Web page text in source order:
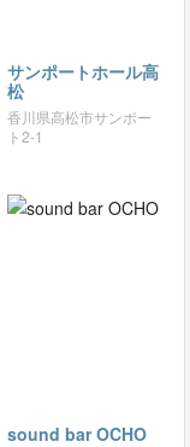
サンポートホール高
松
香川県高松市サンポー
ト2-1
sound bar OCHO